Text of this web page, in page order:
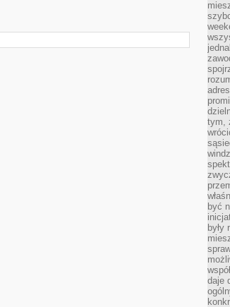
tym,
być
były
daje